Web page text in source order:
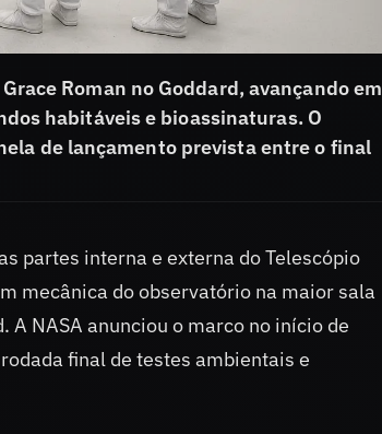
Roman no Goddard, avançando em
habitáveis e bioassinaturas. O
de lançamento prevista entre o final
partes interna e externa do Telescópio
mecânica do observatório na maior sala
NASA anunciou o marco no início de
final de testes ambientais e